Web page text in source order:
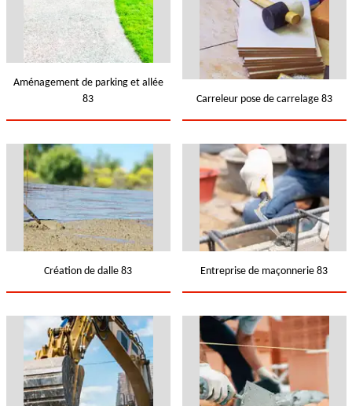
Aménagement de parking et allée
83
Carreleur pose de carrelage 83
Création de dalle 83 Entreprise de maçonnerie 83